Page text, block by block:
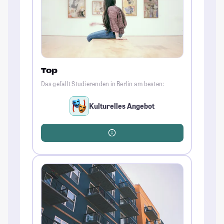
Top
Das gefällt Studierenden in Berlin am besten:
Kulturelles Angebot